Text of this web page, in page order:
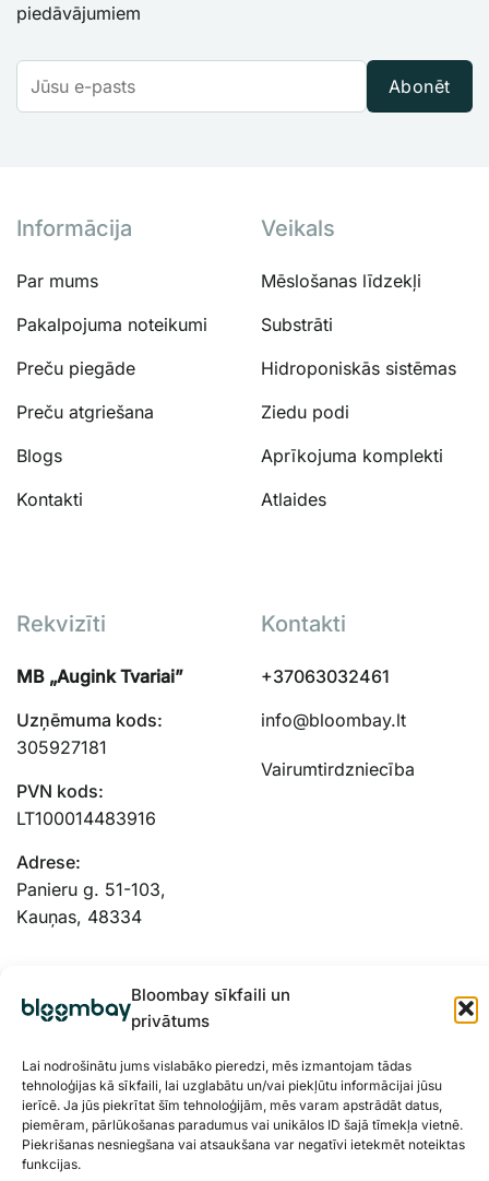
Bloombay sīkfaili un
privātums
Lai nodrošinātu jums vislabāko pieredzi, mēs izmantojam tādas
tehnoloģijas kā sīkfaili, lai uzglabātu un/vai piekļūtu informācijai jūsu
ierīcē. Ja jūs piekrītat šīm tehnoloģijām, mēs varam apstrādāt datus,
piemēram, pārlūkošanas paradumus vai unikālos ID šajā tīmekļa vietnē.
Piekrišanas nesniegšana vai atsaukšana var negatīvi ietekmēt noteiktas
funkcijas.
piedāvājumiem
Abonēt
Informācija
Par mums
Pakalpojuma noteikumi
Preču piegāde
Preču atgriešana
Blogs
Kontakti
Veikals
Mēslošanas līdzekļi
Substrāti
Hidroponiskās sistēmas
Ziedu podi
Aprīkojuma komplekti
Atlaides
Rekvizīti
MB „Augink Tvariai”
Uzņēmuma kods:
305927181
PVN kods:
LT100014483916
Adrese:
Panieru g. 51-103,
Kauņas, 48334
Kontakti
+37063032461
info@bloombay.lt
Vairumtirdzniecība